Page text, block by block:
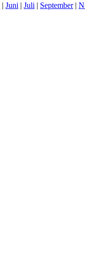
| Juni | Juli | September|